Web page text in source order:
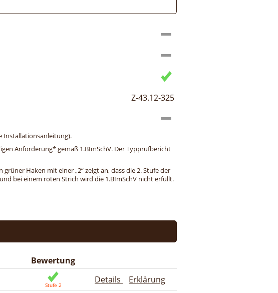
Z-43.12-325
Installationsanleitung).
Anforderung* gemäß 1.BImSchV. Der Typprüfbericht
Haken mit einer „2“ zeigt an, dass die 2. Stufe der
bei einem roten Strich wird die 1.BImSchV nicht erfüllt.
Bewertung
Details
Erklärung